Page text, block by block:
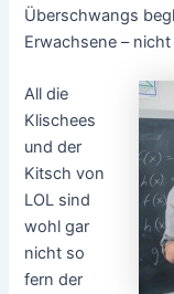
Überschwangs
Erwachsene –
All die
Klischees
und der
Kitsch von
LOL sind
wohl gar
nicht so
fern der